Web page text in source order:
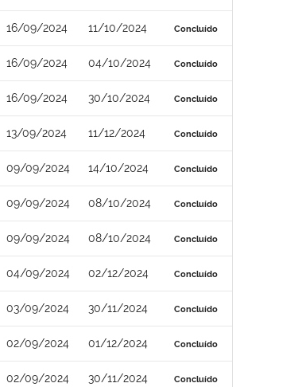
16/09/2024 11/10/2024 Concluído
16/09/2024 04/10/2024 Concluído
16/09/2024 30/10/2024 Concluído
13/09/2024 11/12/2024 Concluído
09/09/2024 14/10/2024 Concluído
09/09/2024 08/10/2024 Concluído
09/09/2024 08/10/2024 Concluído
04/09/2024 02/12/2024 Concluído
03/09/2024 30/11/2024 Concluído
02/09/2024 01/12/2024 Concluído
02/09/2024 30/11/2024 Concluído